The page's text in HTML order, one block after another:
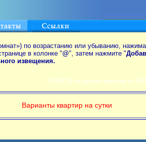
по возрастанию или убыванию,
в колонке "@", затем нажмите "
извещения.
ПОИСК по аренде квартир от
Варианты квартир на сутки